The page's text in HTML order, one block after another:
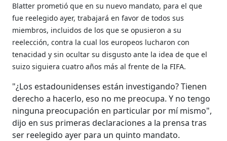
Blatter prometió que en su nuevo mandato, para el que
fue reelegido ayer, trabajará en favor de todos sus
miembros, incluidos de los que se opusieron a su
reelección, contra la cual los europeos lucharon con
tenacidad y sin ocultar su disgusto ante la idea de que el
suizo siguiera cuatro años más al frente de la FIFA.
"¿Los estadounidenses están investigando? Tienen
derecho a hacerlo, eso no me preocupa. Y no tengo
ninguna preocupación en particular por mí mismo",
dijo en sus primeras declaraciones a la prensa tras
ser reelegido ayer para un quinto mandato.